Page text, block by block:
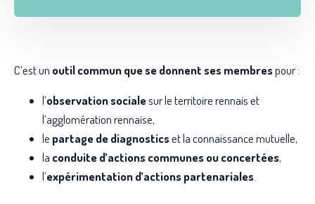
C’est un outil commun que se donnent ses membrespour :
l’observation socialesur le territoire rennais et
l’agglomération rennaise,
le partage de diagnosticset la connaissance mutuelle,
la conduite d’actions communes ou concertées,
l’expérimentation d’actions partenariales